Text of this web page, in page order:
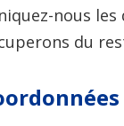
nous
du